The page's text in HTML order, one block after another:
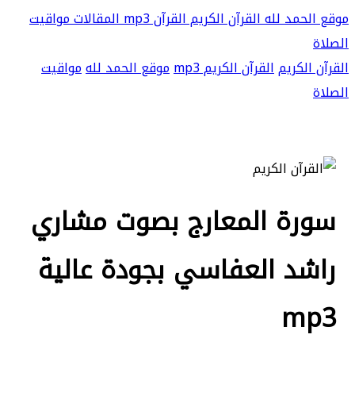
موقع الحمد للهالقرآن الكريمالقرآن mp3 المقالاتمواقيت
الصلاة
القرآن الكريمالقرآن الكريم mp3 موقع الحمد للهمواقيت
الصلاة
سورة المعارج بصوت مشاري
راشد العفاسي بجودة عالية
mp3